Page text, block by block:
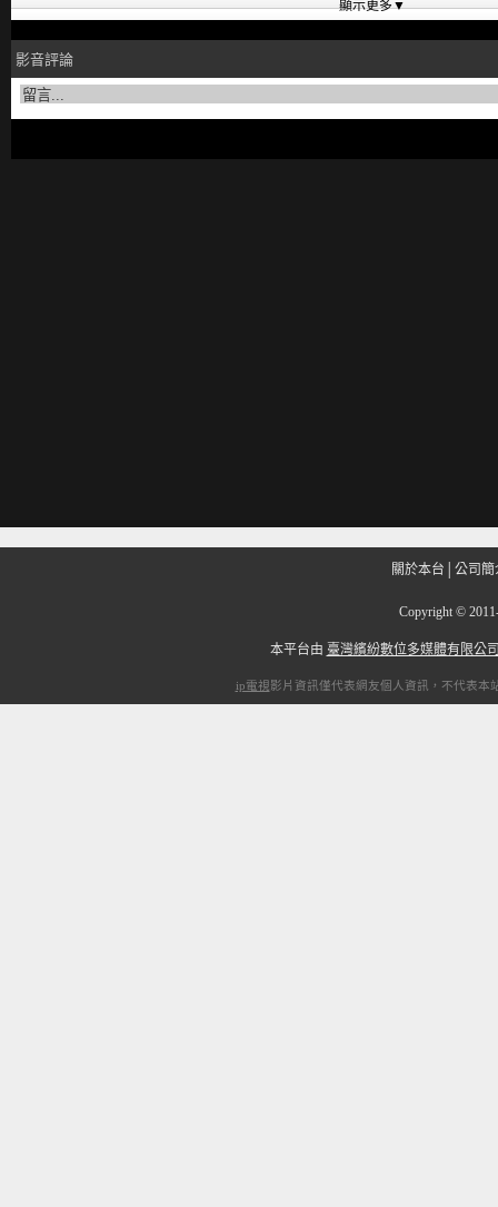
影音評論
關於本台 公司簡
Copyright ©
本平台由 臺灣繽紛數位多媒體有限公
ip電視影片資訊僅代表網友個人資訊，不代表本